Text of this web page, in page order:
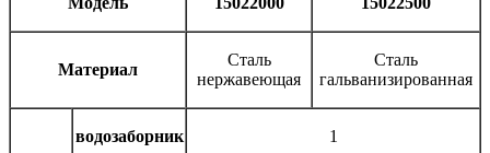
Материал
Сталь
нержавеющая
Сталь
гальванизированная
водозаборник 1